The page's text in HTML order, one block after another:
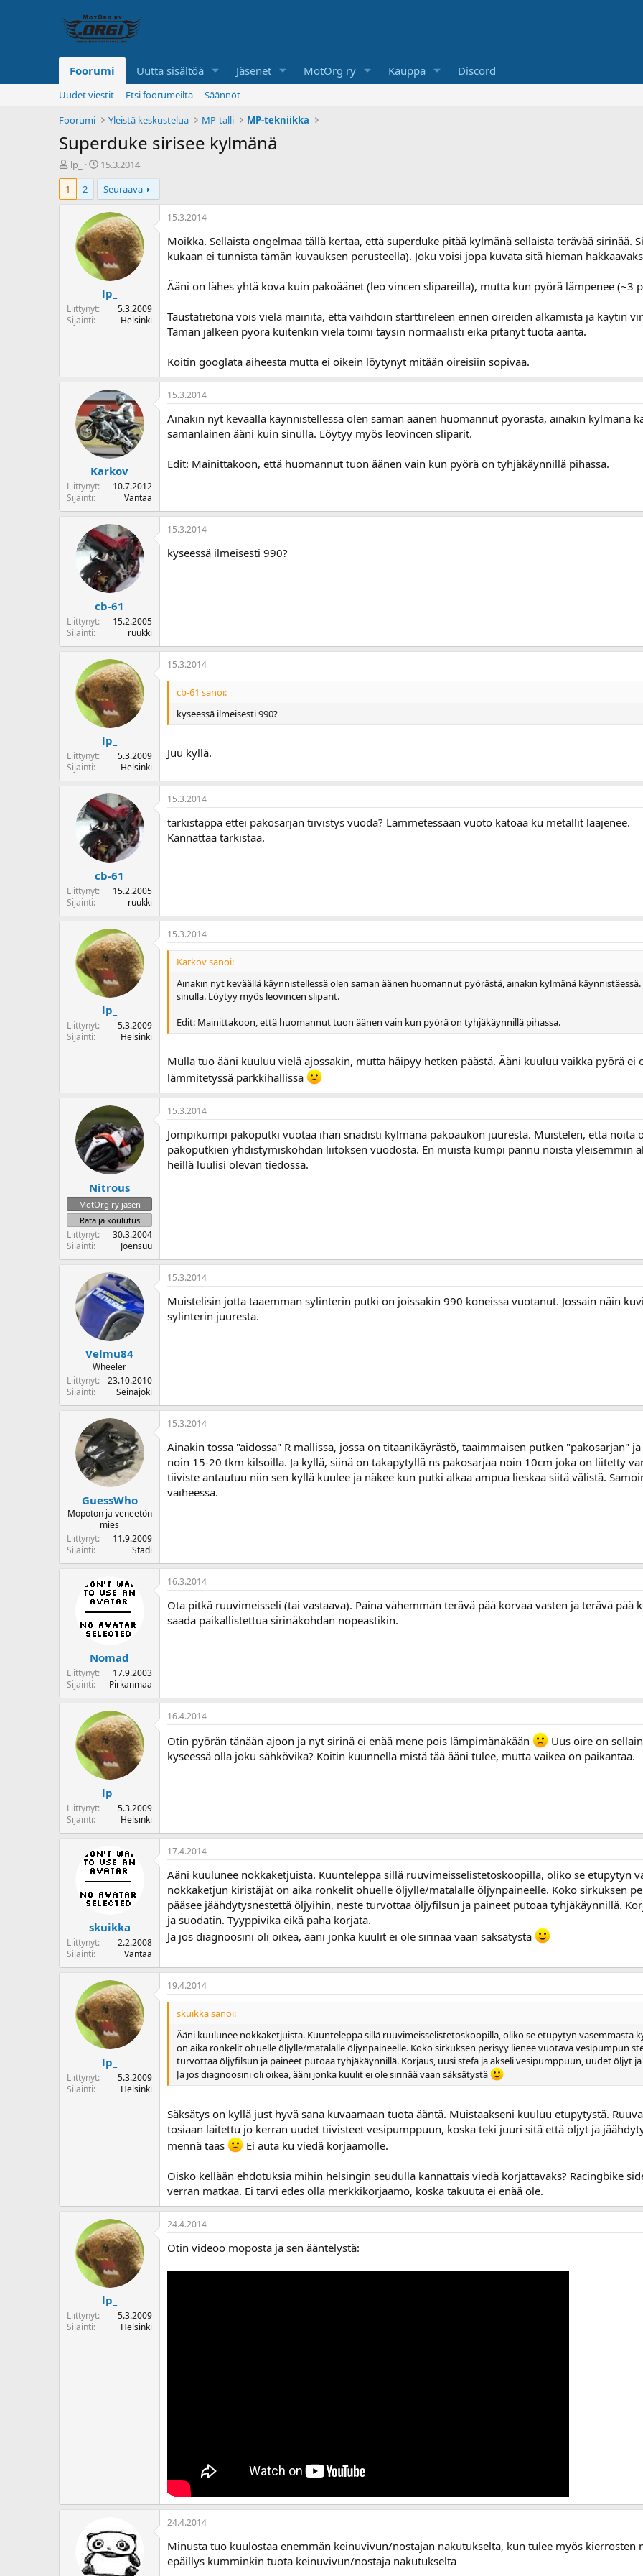
Foorumi Uutta sisältöä Jäsenet MotOrg ry Kauppa Discord
Uudet viestit Etsi foorumeilta
Säännöt
Foorumi
Yleistä keskustelua MP-talli MP-tekniikka
Superduke sirisee kylmänä
K
e
k
a
l
lp_
A
l
o
i
t
u
s
p
ä
i
v
15.3.2014
1
2 Seuraava
lp_
Liittynyt
5.3.2009
Sijainti
Helsinki
15.3.2014
Moikka. Sellaista ongelmaa tällä kertaa, että superduke pitää kylmänä sellaista terävää sirinää.
kukaan ei tunnista tämän kuvauksen perusteella). Joku voisi jopa kuvata sitä hieman
Ääni on lähes yhtä kova kuin pakoäänet (leo vincen slipareilla), mutta kun pyörä lämpenee (~3
Taustatietona vois vielä mainita, että vaihdoin starttireleen ennen oireiden alkamista ja käytin
Tämän jälkeen pyörä kuitenkin vielä toimi täysin normaalisti eikä pitänyt tuota ääntä.
Koitin googlata aiheesta mutta ei oikein löytynyt mitään oireisiin sopivaa.
Karkov
Liittynyt
10.7.2012
Sijainti
Vantaa
15.3.2014
Ainakin nyt keväällä käynnistellessä olen saman äänen huomannut pyörästä, ainakin kylmänä
samanlainen ääni kuin sinulla. Löytyy myös leovincen sliparit.
Edit: Mainittakoon, että huomannut tuon äänen vain kun pyörä on tyhjäkäynnillä pihassa.
cb-61
Liittynyt
15.2.2005
Sijainti
ruukki
15.3.2014
kyseessä ilmeisesti 990?
lp_
Liittynyt
5.3.2009
Sijainti
Helsinki
15.3.2014
cb-61 sanoi:
kyseessä ilmeisesti 990?
Juu kyllä.
cb-61
Liittynyt
15.2.2005
Sijainti
ruukki
15.3.2014
tarkistappa ettei pakosarjan tiivistys vuoda? Lämmetessään vuoto katoaa ku metallit laajenee.
Kannattaa tarkistaa.
lp_
Liittynyt
5.3.2009
Sijainti
Helsinki
15.3.2014
Karkov sanoi:
Ainakin nyt keväällä käynnistellessä olen saman äänen huomannut pyörästä, ainakin kylmänä
sinulla. Löytyy myös leovincen sliparit.
Edit: Mainittakoon, että huomannut tuon äänen vain kun pyörä on tyhjäkäynnillä pihassa.
Mulla tuo ääni kuuluu vielä ajossakin, mutta häipyy hetken päästä. Ääni kuuluu vaikka pyörä
lämmitetyssä parkkihallissa
Nitrous
MotOrg ry jäsen
Rata ja koulutus
Liittynyt
30.3.2004
Sijainti
Joensuu
15.3.2014
Jompikumpi pakoputki vuotaa ihan snadisti kylmänä pakoaukon juuresta. Muistelen, että
pakoputkien yhdistymiskohdan liitoksen vuodosta. En muista kumpi pannu noista yleisemmin
heillä luulisi olevan tiedossa.
Velmu84
Wheeler
Liittynyt
23.10.2010
Sijainti
Seinäjoki
15.3.2014
Muistelisin jotta taaemman sylinterin putki on joissakin 990 koneissa vuotanut. Jossain näin
sylinterin juuresta.
GuessWho
Mopoton ja veneetön
mies
Liittynyt
11.9.2009
Sijainti
Stadi
15.3.2014
Ainakin tossa "aidossa" R mallissa, jossa on titaanikäyrästö, taaimmaisen putken
noin 15-20 tkm kilsoilla. Ja kyllä, siinä on takapytyllä ns pakosarjaa noin 10cm joka on liitetty
tiiviste antautuu niin sen kyllä kuulee ja näkee kun putki alkaa ampua lieskaa siitä välistä.
vaiheessa.
Nomad
Liittynyt
17.9.2003
Sijainti
Pirkanmaa
16.3.2014
Ota pitkä ruuvimeisseli (tai vastaava). Paina vähemmän terävä pää korvaa vasten ja terävä
saada paikallistettua sirinäkohdan nopeastikin.
lp_
Liittynyt
5.3.2009
Sijainti
Helsinki
16.4.2014
Otin pyörän tänään ajoon ja nyt sirinä ei enää mene pois lämpimänäkään
Uus oire on
kyseessä olla joku sähkövika? Koitin kuunnella mistä tää ääni tulee, mutta vaikea on paikantaa.
skuikka
Liittynyt
2.2.2008
Sijainti
Vantaa
17.4.2014
Ääni kuulunee nokkaketjuista. Kuunteleppa sillä ruuvimeisselistetoskoopilla, oliko se etupytyn
nokkaketjun kiristäjät on aika ronkelit ohuelle öljylle/matalalle öljynpaineelle. Koko sirkuksen
pääsee jäähdytysnestettä öljyihin, neste turvottaa öljyfilsun ja paineet putoaa tyhjäkäynnillä.
ja suodatin. Tyyppivika eikä paha korjata.
Ja jos diagnoosini oli oikea, ääni jonka kuulit ei ole sirinää vaan säksätystä
lp_
Liittynyt
5.3.2009
Sijainti
Helsinki
19.4.2014
skuikka sanoi:
Ääni kuulunee nokkaketjuista. Kuunteleppa sillä ruuvimeisselistetoskoopilla, oliko se etupytyn vasemmasta
on aika ronkelit ohuelle öljylle/matalalle öljynpaineelle. Koko sirkuksen perisyy lienee vuotava vesipumpun
turvottaa öljyfilsun ja paineet putoaa tyhjäkäynnillä. Korjaus, uusi stefa ja akseli vesipumppuun, uudet öljyt
Ja jos diagnoosini oli oikea, ääni jonka kuulit ei ole sirinää vaan säksätystä
Säksätys on kyllä just hyvä sana kuvaamaan tuota ääntä. Muistaakseni kuuluu etupytystä.
tosiaan laitettu jo kerran uudet tiivisteet vesipumppuun, koska teki juuri sitä että oljyt ja
mennä taas
Ei auta ku viedä korjaamolle.
Oisko kellään ehdotuksia mihin helsingin seudulla kannattais viedä korjattavaks? Racingbike
verran matkaa. Ei tarvi edes olla merkkikorjaamo, koska takuuta ei enää ole.
lp_
Liittynyt
5.3.2009
Sijainti
Helsinki
24.4.2014
Otin videoo moposta ja sen ääntelystä:
24.4.2014
Minusta tuo kuulostaa enemmän keinuvivun/nostajan nakutukselta, kun tulee myös
epäillys kumminkin tuota keinuvivun/nostaja nakutukselta